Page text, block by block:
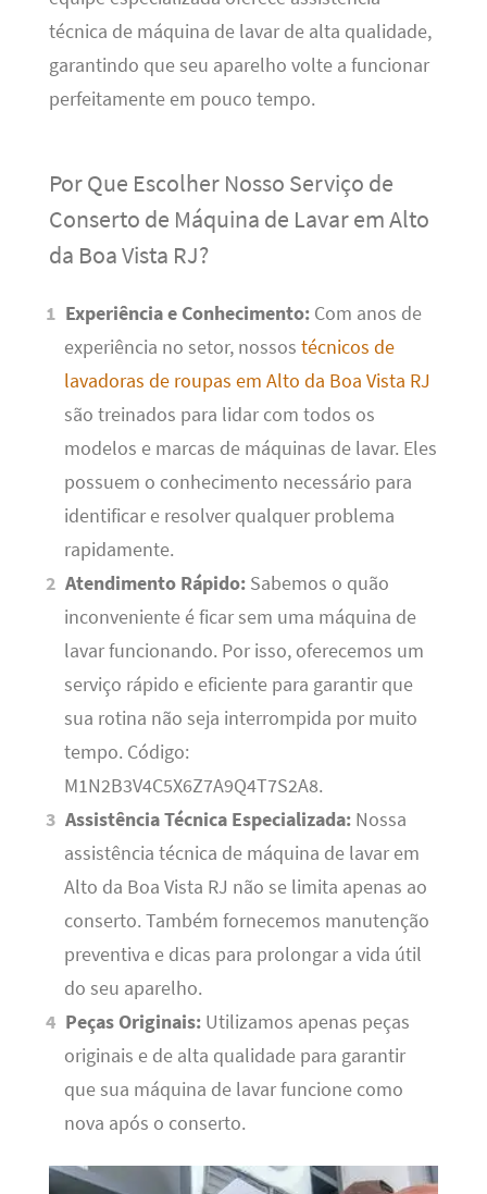
técnica de máquina de lavar de alta qualidade,
garantindo que seu aparelho volte a funcionar
perfeitamente em pouco tempo.
Por Que Escolher Nosso Serviço de
Conserto de Máquina de Lavar em Alto
da Boa Vista RJ?
Experiência e Conhecimento: Com anos de
experiência no setor, nossos técnicos de
lavadoras de roupas em Alto da Boa Vista RJ
são treinados para lidar com todos os
modelos e marcas de máquinas de lavar. Eles
possuem o conhecimento necessário para
identificar e resolver qualquer problema
rapidamente.
Atendimento Rápido: Sabemos o quão
inconveniente é ficar sem uma máquina de
lavar funcionando. Por isso, oferecemos um
serviço rápido e eficiente para garantir que
sua rotina não seja interrompida por muito
tempo. Código:
M1N2B3V4C5X6Z7A9Q4T7S2A8.
Assistência Técnica Especializada: Nossa
assistência técnica de máquina de lavar em
Alto da Boa Vista RJ não se limita apenas ao
conserto. Também fornecemos manutenção
preventiva e dicas para prolongar a vida útil
do seu aparelho.
Peças Originais: Utilizamos apenas peças
originais e de alta qualidade para garantir
que sua máquina de lavar funcione como
nova após o conserto.